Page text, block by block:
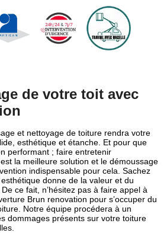
de votre toit avec
et nettoyage de toiture rendra votre
esthétique et étanche. Et pour que
performant ; faire entretenir
la meilleure solution et le démoussage
indispensable pour cela. Sachez
donne de la valeur et du
ce fait, n’hésitez pas à faire appel à
Brun renovation pour s’occuper du
Notre équipe procédera à un
dommages présents sur votre toiture